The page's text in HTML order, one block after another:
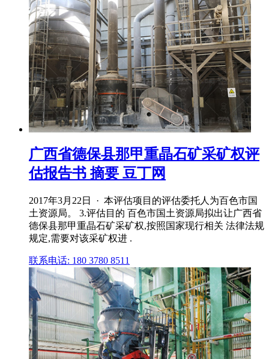
广西省德保县那甲重晶石矿采矿权评
估报告书 摘要 豆丁网
2017年3月22日 · 本评估项目的评估委托人为百色市国
土资源局。 3.评估目的 百色市国土资源局拟出让广西省
德保县那甲重晶石矿采矿权,按照国家现行相关 法律法规
规定,需要对该采矿权进 .
联系电话: 180 3780 8511